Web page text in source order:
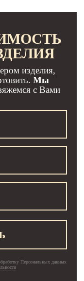
изделия,
Мы
с Вами
Персональных данных